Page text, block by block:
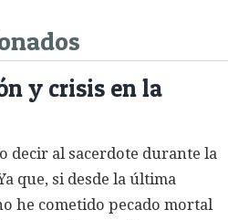
y crisis en la
decir al sacerdote durante la
que, si desde la última
he cometido pecado mortal